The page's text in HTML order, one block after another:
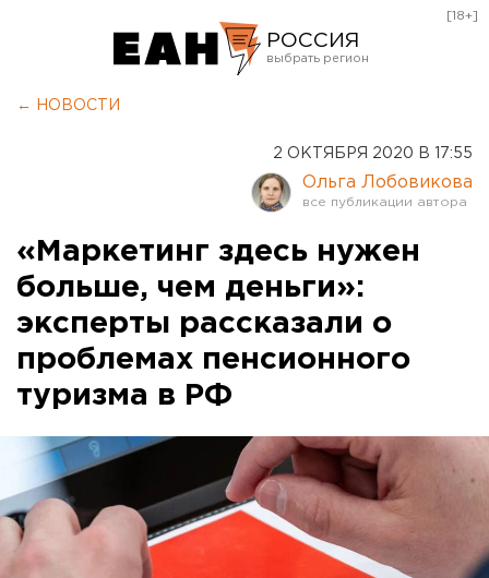
РОССИЯ
Курган
Оренбург
[18+]
← НОВОСТИ
2 ОКТЯБРЯ 2020 В 17:55
Ольга Лобовикова
«Маркетинг здесь нужен
больше, чем деньги»:
эксперты рассказали о
проблемах пенсионного
туризма в РФ